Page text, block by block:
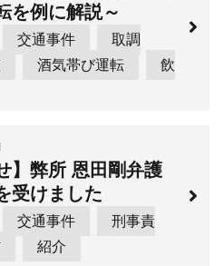
を例に解説～
交通事件
取調
酒気帯び運転
飲
】弊所 恩田剛弁護
受けました
交通事件
刑事責
紹介